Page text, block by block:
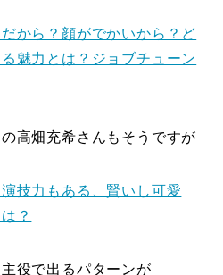
から？顔がでかいから？ど
魅力とは？ジョブチューン
の高畑充希さんもそうですが
技力もある、賢いし可愛
？
役で出るパターンが